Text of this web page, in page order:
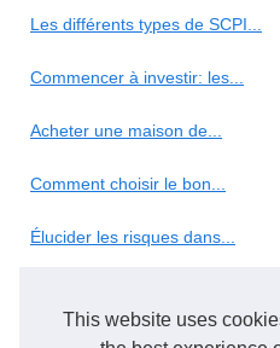
This website uses
Les différents types de SCPI...
Commencer à investir: les...
Acheter une maison de...
Comment choisir le bon...
Élucider les risques dans...